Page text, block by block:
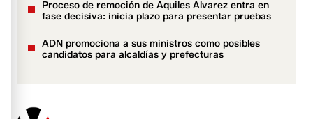
Proceso de remoción de Aquiles Alvarez entra en
fase decisiva: inicia plazo para presentar pruebas
ADN promociona a sus ministros como posibles
candidatos para alcaldías y prefecturas